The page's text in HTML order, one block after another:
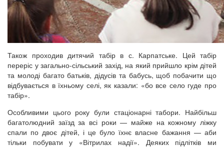
Також проходив дитячий табір в с. Карпатське. Цей табір
переріс у загально-сільський захід, на який прийшло крім дітей
та молоді багато батьків, дідусів та бабусь, щоб побачити що
відбувається в їхньому селі, як казали: «бо все село гуде про
табір».
Особливими цього року були стаціонарні табори. Найбільш
багатолюдний заїзд за всі роки — майже на кожному ліжку
спали по двоє дітей, і це було їхнє власне бажання — аби
тільки побувати у «Вітрилах надії». Деяких підлітків ми